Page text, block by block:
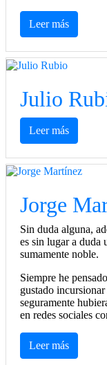
Leer más
Julio
Leer más
Jorge
Sin duda alguna,
es sin lugar a duda
sumamente noble.
Siempre he
gustado
seguramente
en redes sociales
Leer más